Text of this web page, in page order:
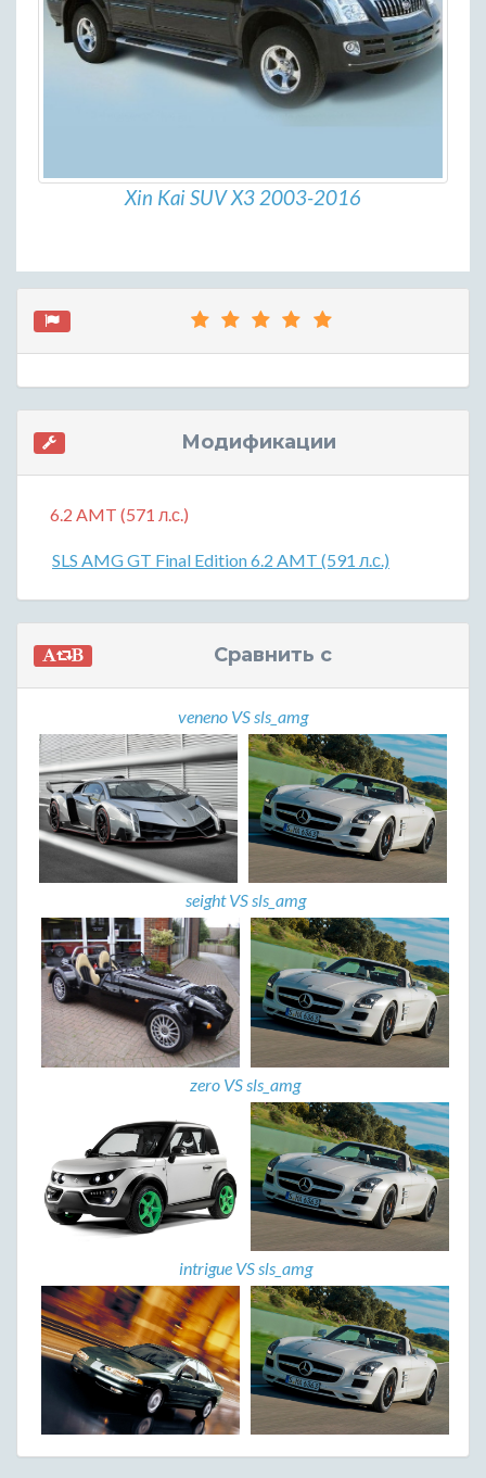
Xin Kai SUV X3 2003-2016
Модификации
6.2 AMT (571 л.с.)
SLS AMG GT Final Edition 6.2 AMT (591 л.с.)
Сравнить с
veneno VS sls_amg
seight VS sls_amg
zero VS sls_amg
intrigue VS sls_amg